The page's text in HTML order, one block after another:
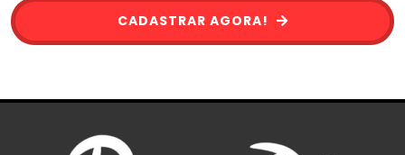
CADASTRAR AGORA!